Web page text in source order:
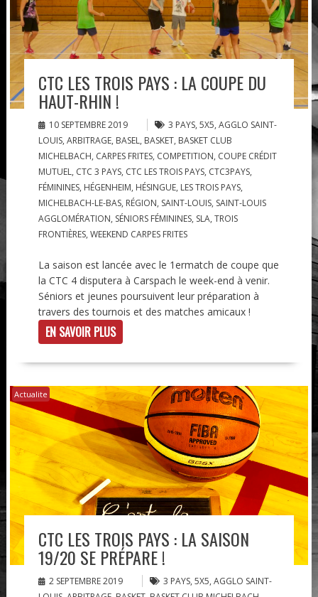
CTC LES TROIS PAYS : LA COUPE DU
HAUT-RHIN !
10 SEPTEMBRE 2019 3 PAYS, 5X5, AGGLO SAINT-
LOUIS, ARBITRAGE, BASEL, BASKET, BASKET CLUB
MICHELBACH, CARPES FRITES, COMPETITION, COUPE CRÉDIT
MUTUEL, CTC 3 PAYS, CTC LES TROIS PAYS, CTC3PAYS,
FÉMININES, HÉGENHEIM, HÉSINGUE, LES TROIS PAYS,
MICHELBACH-LE-BAS, RÉGION, SAINT-LOUIS, SAINT-LOUIS
AGGLOMÉRATION, SÉNIORS FÉMININES, SLA, TROIS
FRONTIÈRES, WEEKEND CARPES FRITES
La saison est lancée avec le 1ermatch de coupe que
la CTC 4 disputera à Carspach le week-end à venir.
Séniors et jeunes poursuivent leur préparation à
travers des tournois et des matches amicaux !
EN SAVOIR PLUS
Actualite
CTC LES TROIS PAYS : LA SAISON
19/20 SE PRÉPARE !
2 SEPTEMBRE 2019 3 PAYS, 5X5, AGGLO SAINT-